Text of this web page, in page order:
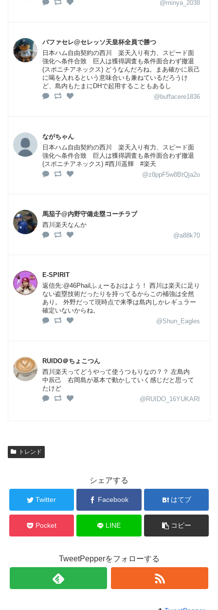
@minya_2038
バファセレ@セレッソ天皇杯全員で勝つ
日本ハム自由契約の西川 楽天入り有力、スピード面
強化へ条件合致 巨人は獲得調査も条件面合わず撤退
(スポニチアネックス) どうなんだろね。まあ確かに辰己
に喝を入れるという意味合いも兼ねているだろうけ
ど、島内もたまにDHで起用することもあるし
@buffacere1836
ながちゃん
日本ハム自由契約の西川 楽天入り有力、スピード面
強化へ条件合致 巨人は獲得調査も条件面合わず撤退
(スポニチアネックス) #西川遥輝 #楽天
@z8ppF5w8BtQja2o
馬茄子@内野守備走塁コーチラブ
西川楽天なんか
@a88k70
E-SPIRIT
返信先:@46Phailふぇーるおはよう！ 西川は楽天に足り
ない盗塁技術だったりを持ってるからこの補強は全然
あり。 外野だって現時点で来季は島内しかレギュラー
確定いないからね。
@Shun_Eagles
RUIDO＠ちょこつん
西川楽天ってどうやって使うつもりなの？？ 左島内
中辰己 右岡島が基本で動かしていく感じだと思って
たけど
@RUIDO_16YUKARI
トレンド
シェアする
Twitter Facebook はてブ
Pocket LINE コピー
TweetPepperをフォローする